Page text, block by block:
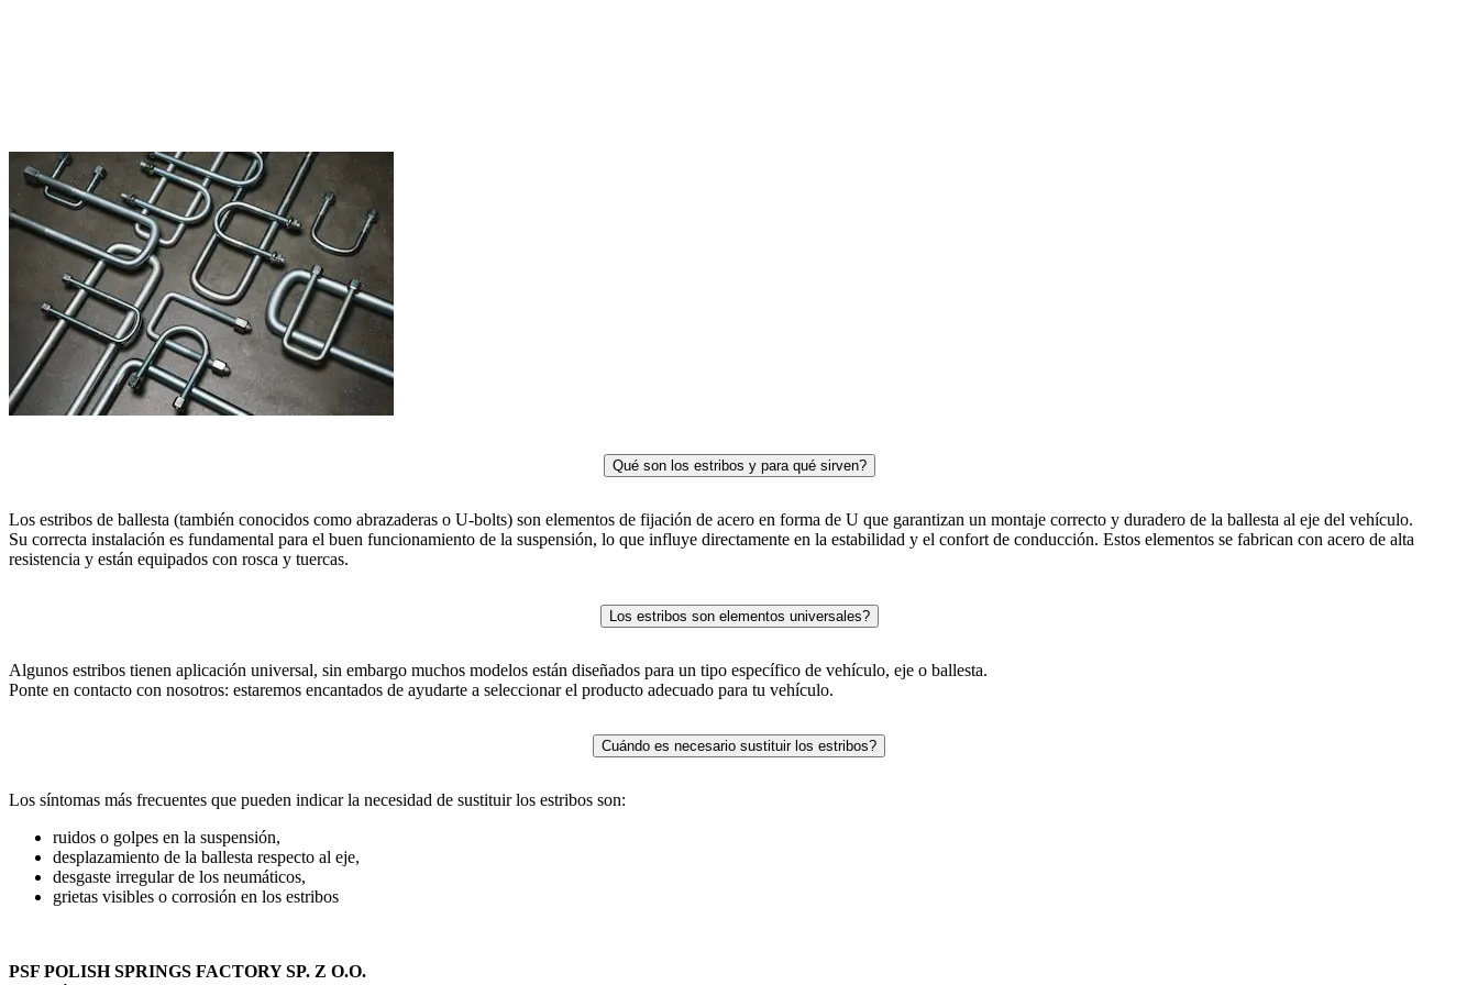
Qué son los estribos y para qué sirven?
Los estribos de ballesta (también conocidos como abrazaderas o U-bolts) son elementos de fijación de acero en forma de U que garantizan un montaje correcto y duradero de la ballesta al eje del vehículo.
Su correcta instalación es fundamental para el buen funcionamiento de la suspensión, lo que influye directamente en la estabilidad y el confort de conducción. Estos elementos se fabrican con acero de alta
resistencia y están equipados con rosca y tuercas.
Los estribos son elementos universales?
Algunos estribos tienen aplicación universal, sin embargo muchos modelos están diseñados para un tipo específico de vehículo, eje o ballesta.
Ponte en contacto con nosotros: estaremos encantados de ayudarte a seleccionar el producto adecuado para tu vehículo.
Cuándo es necesario sustituir los estribos?
Los síntomas más frecuentes que pueden indicar la necesidad de sustituir los estribos son:
ruidos o golpes en la suspensión,
desplazamiento de la ballesta respecto al eje,
desgaste irregular de los neumáticos,
grietas visibles o corrosión en los estribos
PSF POLISH SPRINGS FACTORY SP. Z O.O.